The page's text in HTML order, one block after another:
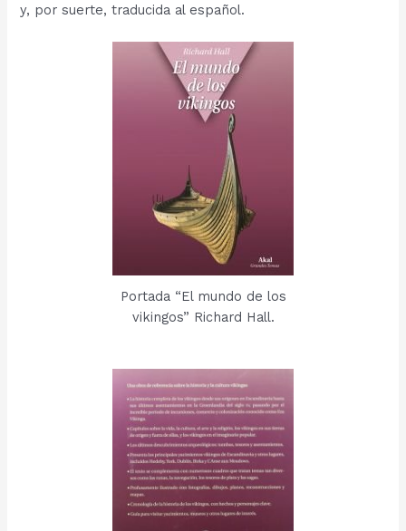
y, por suerte, traducida al español.
Portada “El mundo de los
vikingos” Richard Hall.